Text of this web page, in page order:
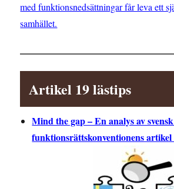
med funktionsnedsättningar får leva ett
samhället.
Artikel 19 lästips
Mind the gap – En analys av
funktionsrättskonventionens artikel